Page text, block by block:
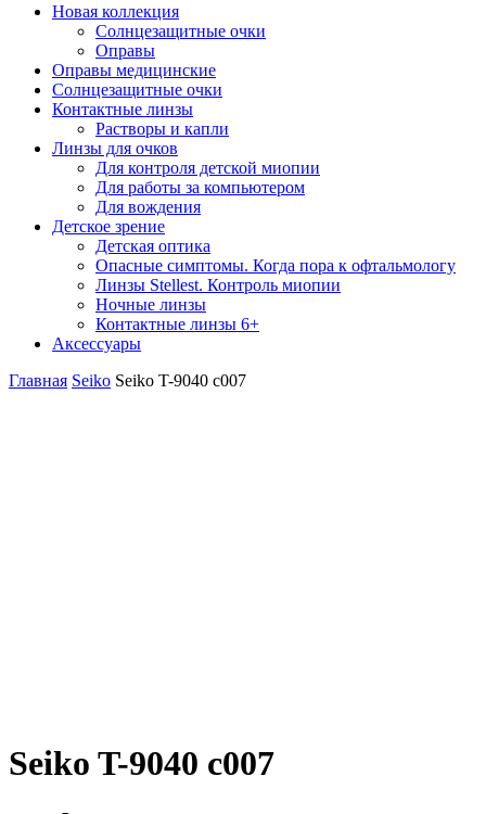
Новая коллекция
Солнцезащитные очки
Оправы
Оправы медицинские
Солнцезащитные очки
Контактные линзы
Растворы и капли
Линзы для очков
Для контроля детской миопии
Для работы за компьютером
Для вождения
Детское зрение
Детская оптика
Опасные симптомы. Когда пора к офтальмологу
Линзы Stellest. Контроль миопии
Ночные линзы
Контактные линзы 6+
Аксессуары
Главная Seiko Seiko T-9040 с007
Seiko T-9040 с007